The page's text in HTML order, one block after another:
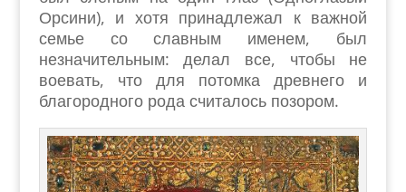
Орсини), и хотя принадлежал к важной
семье со славным именем, был
незначительным: делал все, чтобы не
воевать, что для потомка древнего и
благородного рода считалось позором.